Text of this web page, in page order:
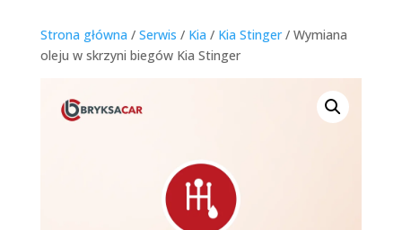
Strona główna / Serwis / Kia / Kia Stinger/ Wymiana
oleju w skrzyni biegów Kia Stinger